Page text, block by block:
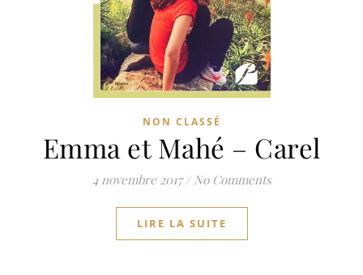
NON CLASSÉ
Emma et Mahé – Carel
4 novembre 2017 / No Comments
LIRE LA SUITE